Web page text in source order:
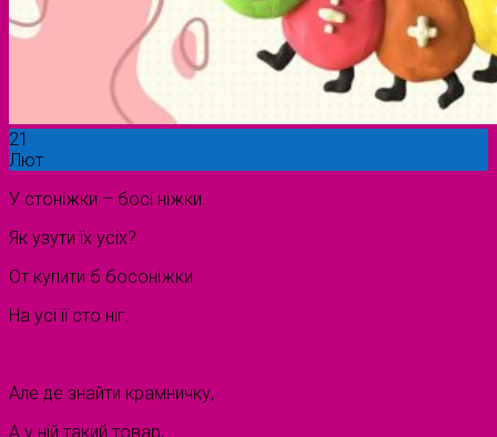
21
Лют
У стоніжки – босі ніжки.
Як узути їх усіх?
От купити б босоніжки
На усі її сто ніг.
Але де знайти крамничку,
А у ній такий товар,